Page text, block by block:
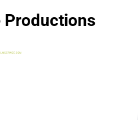
Productions